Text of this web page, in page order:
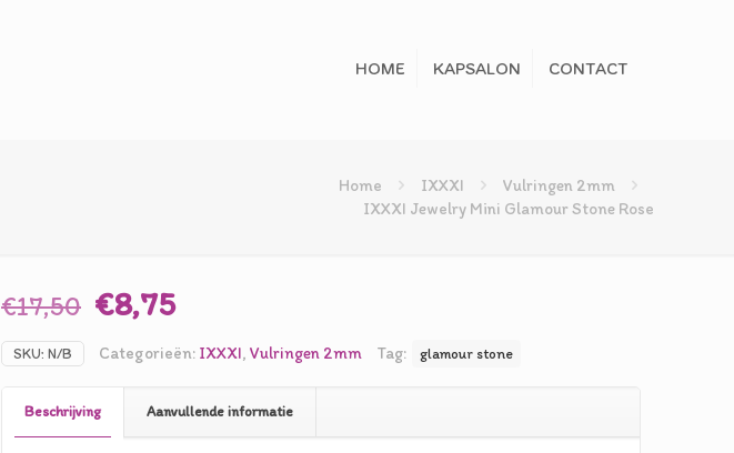
HOME KAPSALON CONTACT
Home IXXXI
Vulringen 2mm
IXXXI Jewelry Mini Glamour Stone Rose
€17,50 Oorspronkelijke
was:
€17,50.
€8,75Huidige
is:
€8,75.
SKU: N/B Categorieën: IXXXI, Vulringen 2mm Tag: glamour stone
Beschrijving Aanvullende informatie